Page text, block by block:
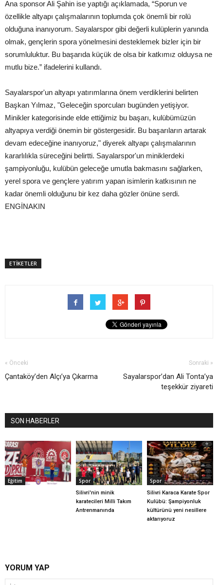
Ana sponsor Ali Şahin ise yaptığı açıklamada, “Sporun ve
özellikle altyapı çalışmalarının toplumda çok önemli bir rolü
olduğuna inanıyorum. Sayalarspor gibi değerli kulüplerin yanında
olmak, gençlerin spora yönelmesini desteklemek bizler için bir
sorumluluktur. Bu başarıda küçük de olsa bir katkımız olduysa ne
mutlu bize.” ifadelerini kullandı.
Sayalarspor'un altyapı yatırımlarına önem verdiklerini belirten
Başkan Yılmaz, "Geleceğin sporcuları bugünden yetişiyor.
Minikler kategorisinde elde ettiğimiz bu başarı, kulübümüzün
altyapıya verdiği önemin bir göstergesidir. Bu başarıların artarak
devam edeceğine inanıyoruz," diyerek altyapı çalışmalarının
kararlılıkla süreceğini belirtti. Sayalarspor'un miniklerdeki
şampiyonluğu, kulübün geleceğe umutla bakmasını sağlarken,
yerel spora ve gençlere yatırım yapan isimlerin katkısının ne
kadar önemli olduğunu bir kez daha gözler önüne serdi.
ENGİNAKIN
ETİKETLER
« Önceki
Çantaköy’den Alçı’ya Çıkarma
Sonraki »
Sayalarspor’dan Ali Tonta’ya
teşekkür ziyareti
SON HABERLER
Eğitim Spor
Silivri'nin minik
karatecileri Milli Takım
Antrenmanında
Spor
Silivri Karaca Karate Spor
Kulübü: Şampiyonluk
kültürünü yeni nesillere
aktarıyoruz
YORUM YAP